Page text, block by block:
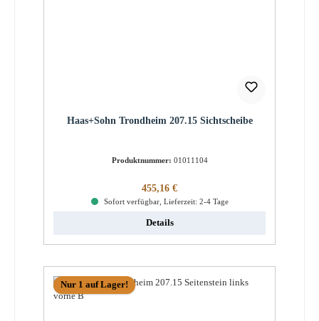
Haas+Sohn Trondheim 207.15 Sichtscheibe
Produktnummer: 01011104
Regulärer Preis:
455,16 €
Sofort verfügbar, Lieferzeit: 2-4 Tage
Details
Nur 1 auf Lager!